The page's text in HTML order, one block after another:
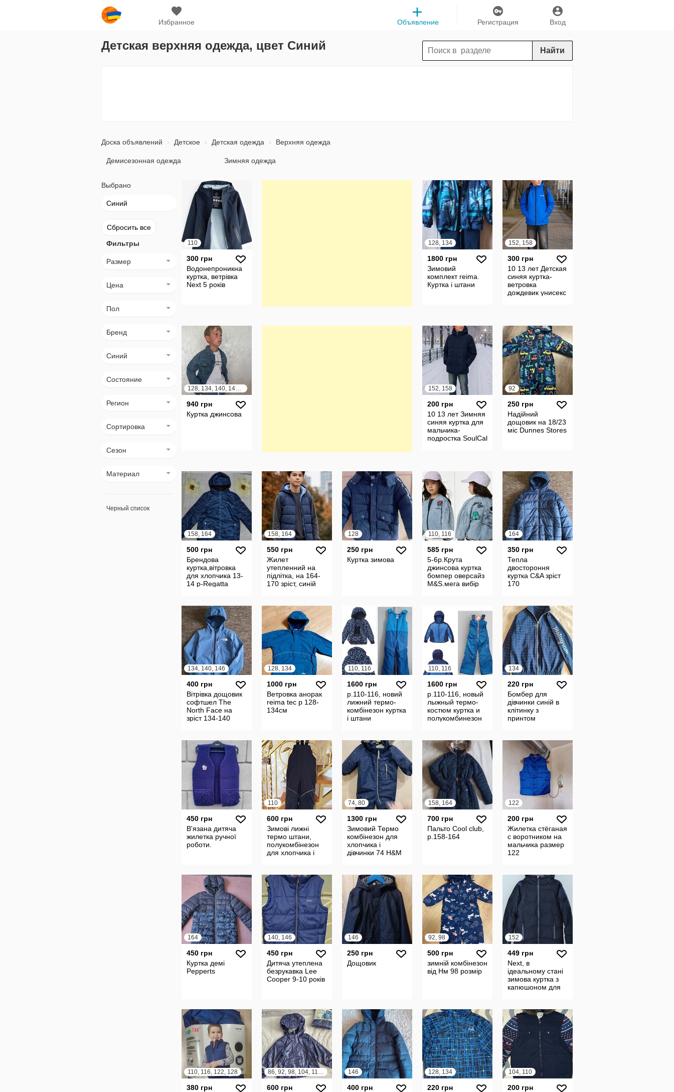
Избранное Вход
Регистрация
Объявление
Детская верхняя одежда, цвет Синий Найти
Доска объявлений Детское Детская одежда Верхняя одежда
Демисезонная одежда Зимняя одежда
Выбрано
Синий
Сбросить все
Фильтры
Размер
Цена
Пол
Бренд
Синий
Состояние
Регион
Сортировка
Сезон
Материал
Черный список
110
300 грн
Водонепроникна
куртка, ветрівка
Next 5 років
128, 134
1800 грн
Зимовий
комплект reima.
Куртка і штани
152, 158
300 грн
10 13 лет Детская
синяя куртка-
ветровка
дождевик унисекс
128, 134, 140, 146, 152
940 грн
Куртка джинсова
152, 158
200 грн
10 13 лет Зимняя
синяя куртка для
мальчика-
подростка SoulCal
92
250 грн
Надійний
дощовик на 18/23
міс Dunnes Stores
158, 164
500 грн
Брендова
куртка,вітровка
для хлопчика 13-
14 р-Regatta
158, 164
550 грн
Жилет
утепленний на
підлітка, на 164-
170 зріст, синій
128
250 грн
Куртка зимова
110, 116
585 грн
5-6р.Крута
джинсова куртка
бомпер оверсайз
M&S.мега вибір
164
350 грн
Тепла
двостороння
куртка C&A зріст
170
134, 140, 146
400 грн
Вітрівка дощовик
софтшел The
North Face на
зріст 134-140
128, 134
1000 грн
Ветровка анорак
reima tec р 128-
134см
110, 116
1600 грн
р.110-116, новий
лижний термо-
комбінезон куртка
і штани
110, 116
1600 грн
р.110-116, новый
лыжный термо-
костюм куртка и
полукомбинезон
134
220 грн
Бомбер для
дівчинки синій в
клітинку з
принтом
450 грн
В'язана дитяча
жилетка ручної
роботи.
110
600 грн
Зимові лижні
термо штани,
полукомбінезон
для хлопчика і
74, 80
1300 грн
Зимовий Термо
комбінезон для
хлопчика і
дівчинки 74 H&M
158, 164
700 грн
Пальто Cool club,
р.158-164
122
200 грн
Жилетка стёганая
с воротником на
мальчика размер
122
164
450 грн
Куртка демі
Pepperts
140, 146
450 грн
Дитяча утеплена
безрукавка Lee
Cooper 9-10 років
146
250 грн
Дощовик
92, 98
500 грн
зимній комбінезон
від Нм 98 розмір
152
449 грн
Next, в
ідеальному стані
зимова куртка з
капюшоном для
110, 116, 122, 128
380 грн
86, 92, 98, 104, 110, 116, 122, 128
600 грн
146
400 грн
128, 134
220 грн
104, 110
200 грн